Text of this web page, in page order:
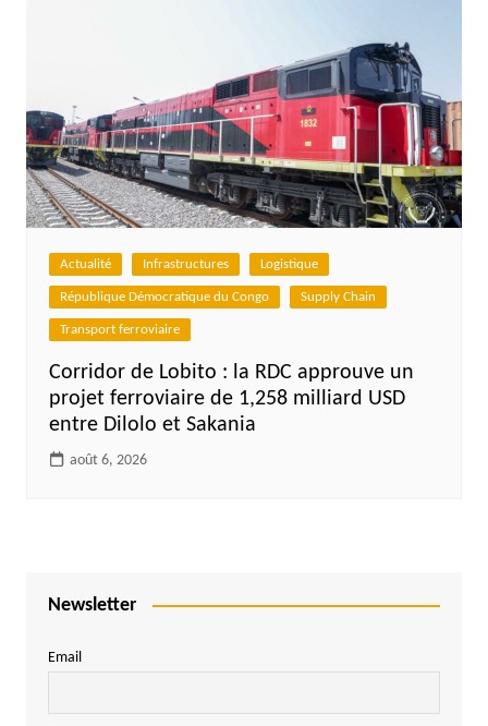
Actualité Infrastructures Logistique
République Démocratique du Congo Supply Chain
Transport ferroviaire
Corridor de Lobito : la RDC approuve un
projet ferroviaire de 1,258 milliard USD
entre Dilolo et Sakania
août 6, 2026
Newsletter
Email